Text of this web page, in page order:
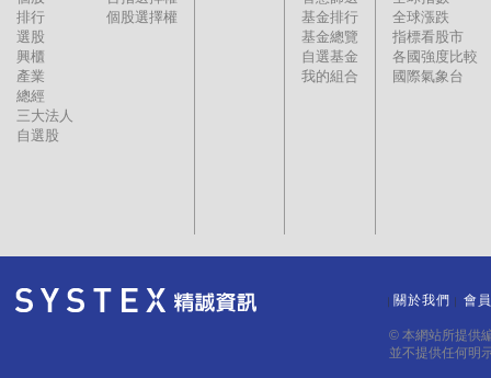
排行
選股
興櫃
產業
總經
三大法人
自選股
個股選擇權
基金排行
基金總覽
自選基金
我的組合
全球漲跌
指標看股市
各國強度比較
國際氣象台
關於我們 會
© 本網站所提供
並不提供任何明